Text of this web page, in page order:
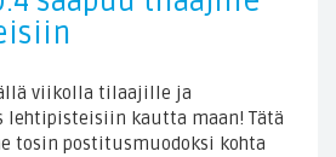
viikolla tilaajille ja
lehtipisteisiin kautta maan! Tätä
tosin postitusmuodoksi kohta